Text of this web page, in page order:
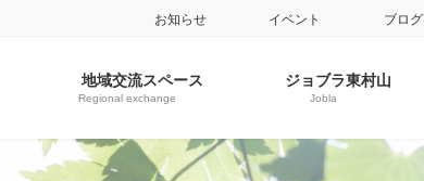
お知らせ イベント ブログ
地域交流スペース
Regional exchange
ジョブラ東村山
Jobla